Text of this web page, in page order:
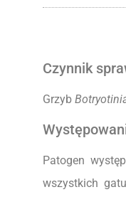
Czynnik
Grzyb
Patogen
wszystkich